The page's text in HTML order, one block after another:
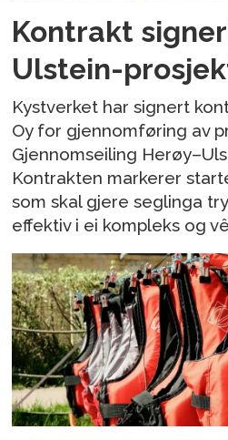
Kontrakt
Ulstein-
Kystverket har signert
Oy for gjennomføring av
Gjennomseiling
Kontrakten markerer
som skal gjere seglinga
effektiv i ei kompleks og